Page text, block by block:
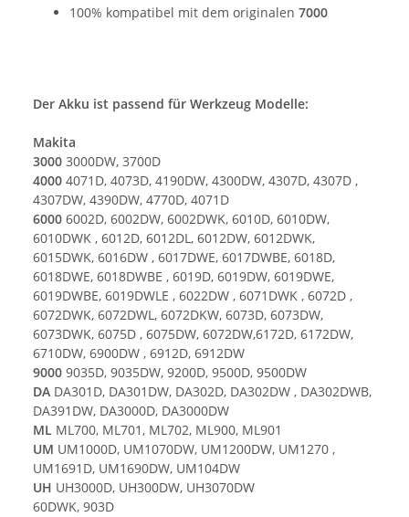
100% kompatibel mit dem originalen 7000
Der Akku ist passend für Werkzeug Modelle:
Makita
3000 3000DW, 3700D
4000 4071D, 4073D, 4190DW, 4300DW, 4307D, 4307D ,
4307DW, 4390DW, 4770D, 4071D
6000 6002D, 6002DW, 6002DWK, 6010D, 6010DW,
6010DWK , 6012D, 6012DL, 6012DW, 6012DWK,
6015DWK, 6016DW , 6017DWE, 6017DWBE, 6018D,
6018DWE, 6018DWBE , 6019D, 6019DW, 6019DWE,
6019DWBE, 6019DWLE , 6022DW , 6071DWK , 6072D ,
6072DWK, 6072DWL, 6072DKW, 6073D, 6073DW,
6073DWK, 6075D , 6075DW, 6072DW,6172D, 6172DW,
6710DW, 6900DW , 6912D, 6912DW
9000 9035D, 9035DW, 9200D, 9500D, 9500DW
DA DA301D, DA301DW, DA302D, DA302DW , DA302DWB,
DA391DW, DA3000D, DA3000DW
ML ML700, ML701, ML702, ML900, ML901
UM UM1000D, UM1070DW, UM1200DW, UM1270 ,
UM1691D, UM1690DW, UM104DW
UH UH3000D, UH300DW, UH3070DW
60DWK, 903D